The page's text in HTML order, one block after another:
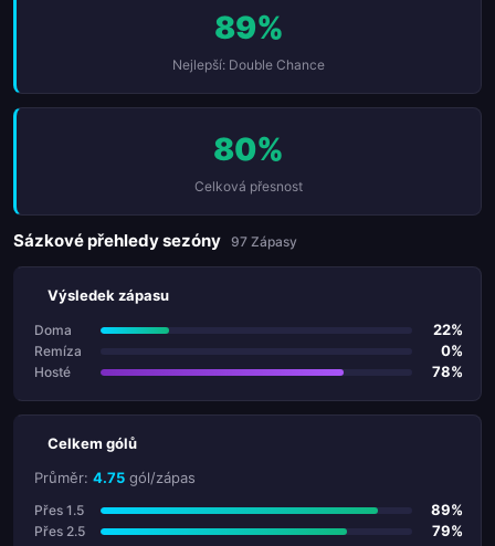
89%
Nejlepší: Double Chance
80%
Celková přesnost
Sázkové přehledy sezóny 97 Zápasy
Výsledek zápasu
Doma 22%
Remíza 0%
Hosté 78%
Celkem gólů
Průměr: 4.75 gól/zápas
Přes 1.5 89%
Přes 2.5 79%